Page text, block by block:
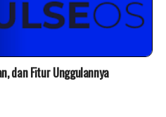
dan Fitur Unggulannya